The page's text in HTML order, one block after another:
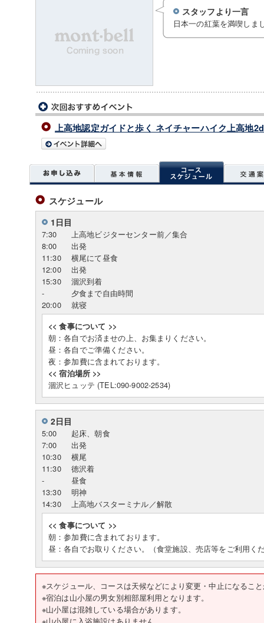
スタッフより一言
日本一の紅葉を満喫しま
上高地認定ガイドと歩く ネイチャーハイク上高地
スケジュール
1日目
7:30
上高地ビジターセンター前／集合
8:00
出発
11:30
横尾にて昼食
12:00
出発
15:30
涸沢到着
-
夕食まで自由時間
20:00
就寝
<< 食事について >>
朝：各自でお済ませの上、お集まりください。
昼：各自でご準備ください。
夜：参加費に含まれております。
<< 宿泊場所 >>
涸沢ヒュッテ (TEL:090-9002-2534)
2日目
5:00
起床、朝食
7:00
出発
10:30
横尾
11:30
徳沢着
-
昼食
13:30
明神
14:30
上高地バスターミナル／解散
<< 食事について >>
朝：参加費に含まれております。
昼：各自でお取りください。（食堂施設、売店等をご利用く
※スケジュール、コースは天候などにより変更・中止になるこ
※宿泊は山小屋の男女別相部屋利用となります。
※山小屋は混雑している場合があります。